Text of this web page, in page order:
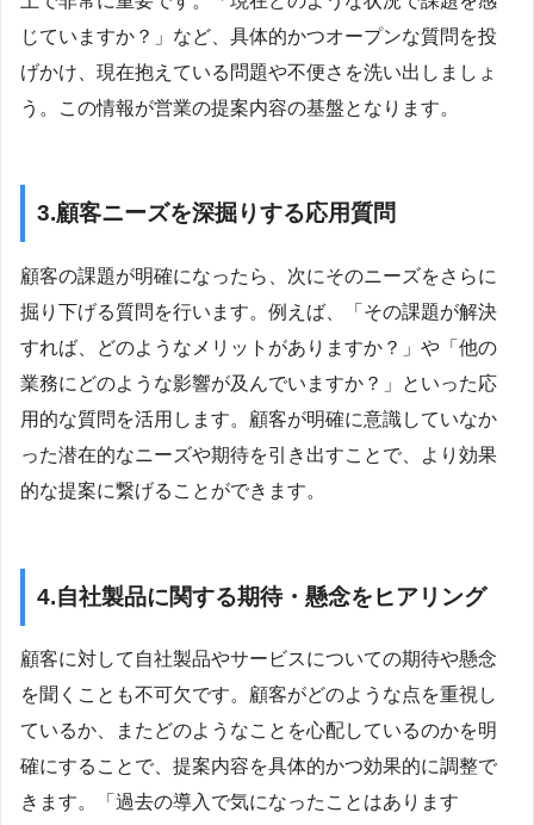
じていますか？」など、具体的かつオープンな質問を投
げかけ、現在抱えている問題や不便さを洗い出しましょ
う。この情報が営業の提案内容の基盤となります。
3.顧客ニーズを深掘りする応用質問
顧客の課題が明確になったら、次にそのニーズをさらに
掘り下げる質問を行います。例えば、「その課題が解決
すれば、どのようなメリットがありますか？」や「他の
業務にどのような影響が及んでいますか？」といった応
用的な質問を活用します。顧客が明確に意識していなか
った潜在的なニーズや期待を引き出すことで、より効果
的な提案に繋げることができます。
4.自社製品に関する期待・懸念をヒアリング
顧客に対して自社製品やサービスについての期待や懸念
を聞くことも不可欠です。顧客がどのような点を重視し
ているか、またどのようなことを心配しているのかを明
確にすることで、提案内容を具体的かつ効果的に調整で
きます。「過去の導入で気になったことはあります